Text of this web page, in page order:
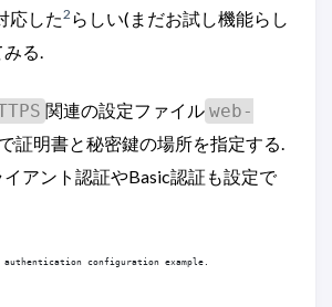
応した2 らしい(まだお試し機能らし
る.
関連の設定ファイル web-
で証明書と秘密鍵の場所を指定する.
アント認証やBasic認証も設定で
authentication configuration example.